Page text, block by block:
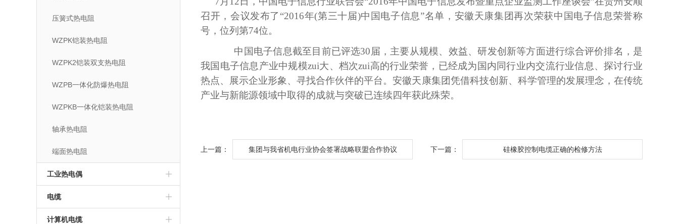
压簧式热电阻
WZPK铠装热电阻
WZPK2铠装双支热电阻
WZPB一体化防爆热电阻
WZPKB一体化铠装热电阻
轴承热电阻
端面热电阻
工业热电偶
电缆
计算机电缆
召开，会议发布了“2016年(第三十届)中国电子信息”名单，安徽天康集团再次荣获中国电子信息荣誉称
号，位列第74位。
中国电子信息截至目前已评选30届，主要从规模、效益、研发创新等方面进行综合评价排名，是
我国电子信息产业中规模zui大、档次zui高的行业荣誉，已经成为国内同行业内交流行业信息、探讨行业
热点、展示企业形象、寻找合作伙伴的平台。安徽天康集团凭借科技创新、科学管理的发展理念，在传统
产业与新能源领域中取得的成就与突破已连续四年获此殊荣。
上一篇： 集团与我省机电行业协会签署战略联盟合作协议 下一篇： 硅橡胶控制电缆正确的检修方法